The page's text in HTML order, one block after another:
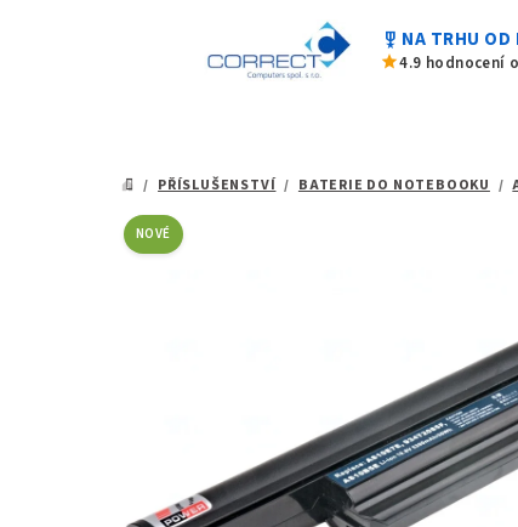
military_tech NA TRHU OD
star4.9 hodnocení
DOMŮ
/ PŘÍSLUŠENSTVÍ / BATERIE DO NOTEBOOKU /
NOVÉ